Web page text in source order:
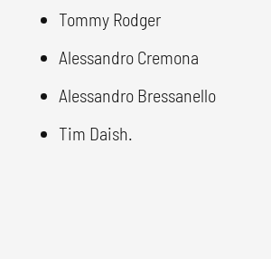
Tommy Rodger
Alessandro Cremona
Alessandro Bressanello
Tim Daish.